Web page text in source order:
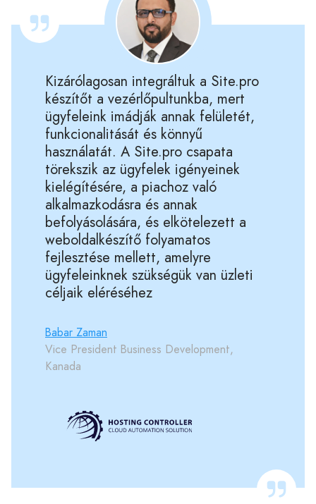
Kizárólagosan integráltuk a Site.pro
készítőt a vezérlőpultunkba, mert
ügyfeleink imádják annak felületét,
funkcionalitását és könnyű
használatát. A Site.pro csapata
törekszik az ügyfelek igényeinek
kielégítésére, a piachoz való
alkalmazkodásra és annak
befolyásolására, és elkötelezett a
weboldalkészítő folyamatos
fejlesztése mellett, amelyre
ügyfeleinknek szükségük van üzleti
céljaik eléréséhez
Babar Zaman
Vice President Business Development,
Kanada